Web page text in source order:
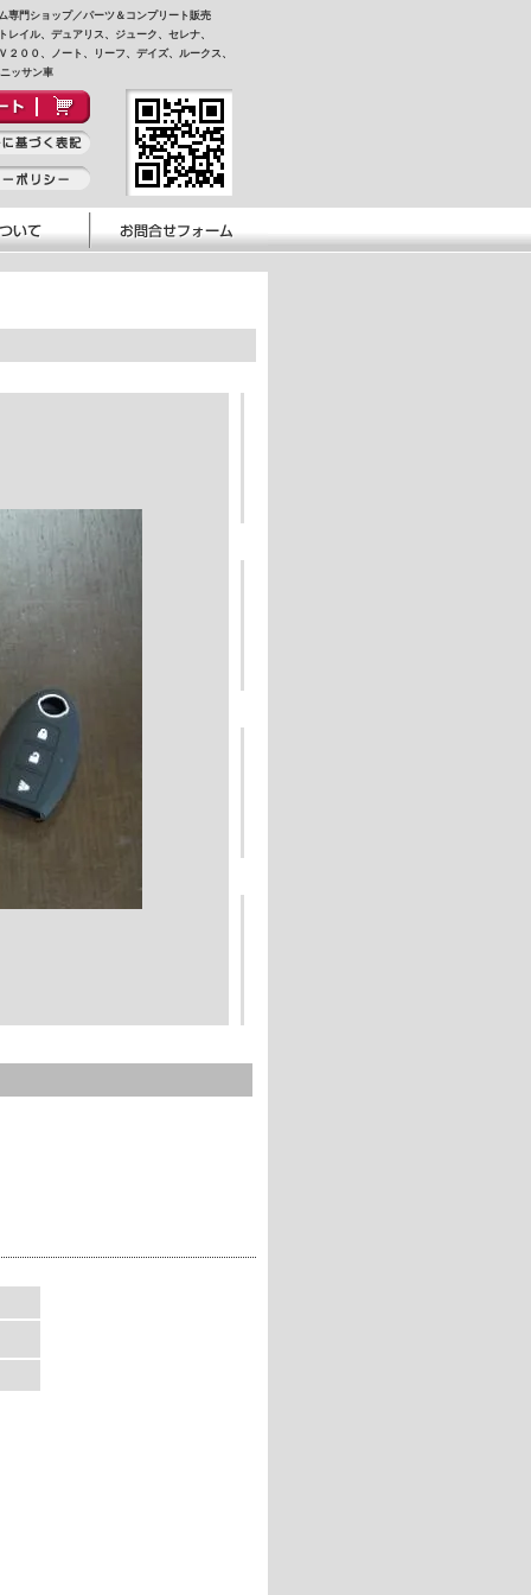
専門ショップ／パーツ＆コンプリート販売
レイル、デュアリス、ジューク、セレナ、
２００、ノート、リーフ、デイズ、ルークス、
ッサン車